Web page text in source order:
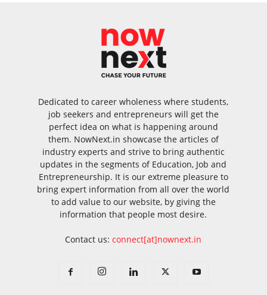
Dedicated to career wholeness where students,
job seekers and entrepreneurs will get the
perfect idea on what is happening around
them. NowNext.in showcase the articles of
industry experts and strive to bring authentic
updates in the segments of Education, Job and
Entrepreneurship. It is our extreme pleasure to
bring expert information from all over the world
to add value to our website, by giving the
information that people most desire.
Contact us:connect[at]nownext.in